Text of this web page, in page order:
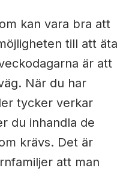
kan vara bra att
till att äta
är att
När du har
tycker verkar
du inhandla de
krävs. Det är
att man